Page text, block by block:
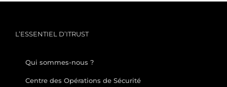
L’ESSENTIEL D’ITRUST
Qui sommes-nous ?
Centre des Opérations de Sécurité